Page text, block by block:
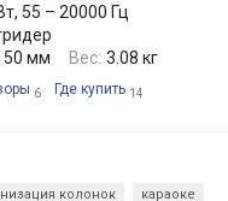
55 – 20000 Гц
мм Вес: 3.08 кг
6 Где купить 14
колонок караоке